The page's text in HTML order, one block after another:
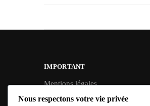
IMPORTANT
Mentions légales
Conditions Générales de Vente
Nous respectons votre vie privée